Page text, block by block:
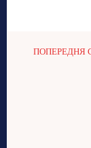
ПОПЕРЕДНЯ